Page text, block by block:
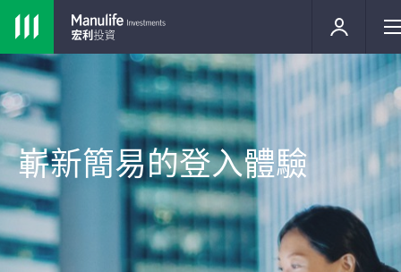
嶄新簡易的登入體驗